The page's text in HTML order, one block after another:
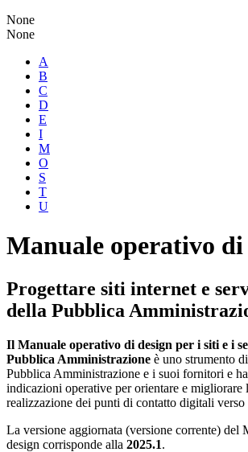
None
None
A
B
C
D
E
I
M
O
S
T
U
Manuale operativo di
Progettare siti internet e
della Pubblica
Il Manuale operativo di design per i siti e i
Pubblica Amministrazione è uno strumento
Pubblica Amministrazione e i suoi fornitori e
indicazioni operative per orientare e migliorare
realizzazione dei punti di contatto digitali verso
La versione aggiornata (versione corrente) del
design corrisponde alla 2025.1.